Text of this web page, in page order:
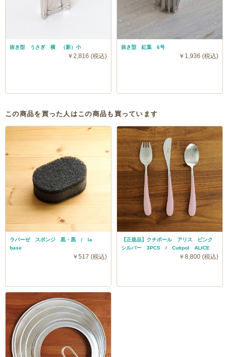
抜き型 うさぎ 横 （新）小
￥2,816 (税込)
抜き型 紅葉 6号
￥1,936 (税込)
この商品を買った人はこの商品も買っています
ラバーゼ スポンジ 黒・黒 / la
base
￥517 (税込)
【正規品】クチポール アリス ピンク
シルバー 3PCS / Cutipol ALICE
￥8,800 (税込)